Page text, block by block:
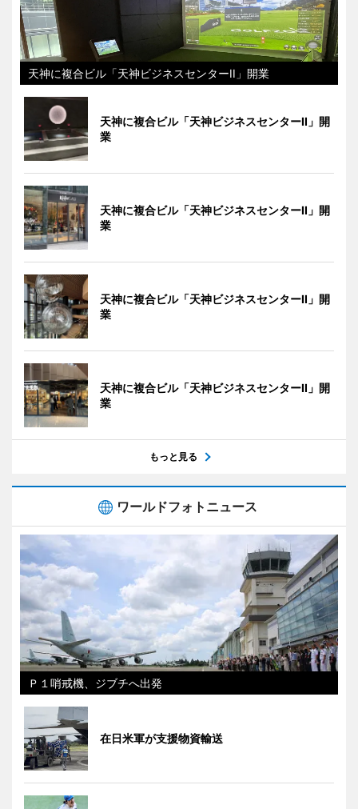
天神に複合ビル「天神ビジネスセンターII」開業
天神に複合ビル「天神ビジネスセンターII」開
業
天神に複合ビル「天神ビジネスセンターII」開
業
天神に複合ビル「天神ビジネスセンターII」開
業
天神に複合ビル「天神ビジネスセンターII」開
業
もっと見る
ワールドフォトニュース
Ｐ１哨戒機、ジブチへ出発
在日米軍が支援物資輸送